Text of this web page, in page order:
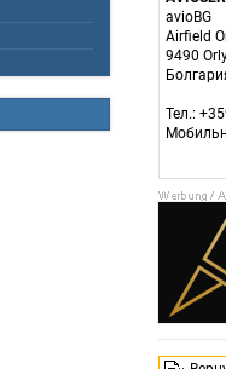
avioBG
Airfield
9490
Тел.: